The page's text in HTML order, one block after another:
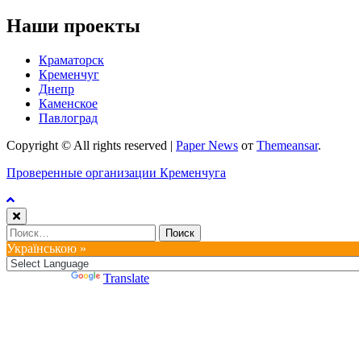
Наши проекты
Краматорск
Кременчуг
Днепр
Каменское
Павлоград
Copyright © All rights reserved | Paper News от Themeansar.
Проверенные организации Кременчуга
Найти:
Українською »
Translate